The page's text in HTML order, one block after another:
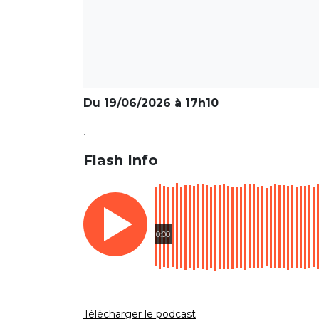
Du 19/06/2026 à 17h10
.
Flash Info
0:00
Télécharger le podcast